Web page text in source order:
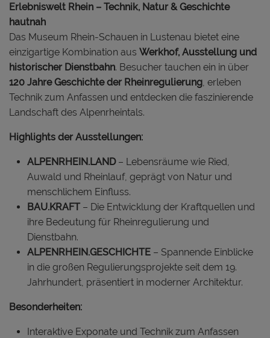
Erlebniswelt Rhein – Technik, Natur & Geschichte
hautnah
Das Museum Rhein-Schauen in Lustenau bietet eine
einzigartige Kombination aus Werkhof, Ausstellung und
historischer Dienstbahn. Besucher tauchen ein in über
120 Jahre Geschichte der Rheinregulierung , erleben
Technik zum Anfassen und entdecken die faszinierende
Landschaft des Alpenrheintals.
Highlights der Ausstellungen:
ALPENRHEIN.LAND– Lebensräume wie Ried,
Auwald und Rheinlauf, geprägt von Natur und
menschlichem Einfluss.
BAU.KRAFT – Die Entwicklung der Kraftquellen und
ihre Bedeutung für Rheinregulierung und
Dienstbahn.
ALPENRHEIN.GESCHICHTE – Spannende Einblicke
in die großen Regulierungsprojekte seit dem 19.
Jahrhundert, präsentiert in moderner Architektur.
Besonderheiten:
Interaktive Exponate und Technik zum Anfassen